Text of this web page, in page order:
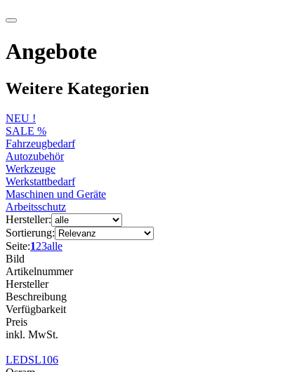
Angebote
Weitere Kategorien
NEU !
SALE %
Fahrzeugbedarf
Autozubehör
Werkzeuge
Werkstattbedarf
Maschinen und Geräte
Arbeitsschutz
Hersteller:
Sortierung:
Seite:123alle
Bild
Artikelnummer
Hersteller
Beschreibung
Verfügbarkeit
Preis
inkl. MwSt.
LEDSL106